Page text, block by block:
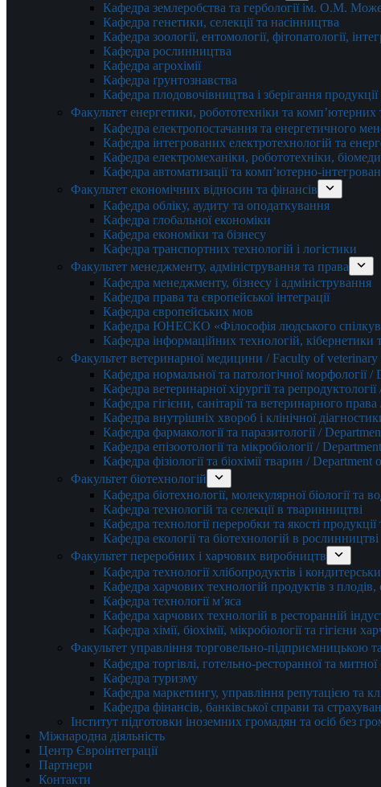
Кафедра землеробства та гербології ім. О.М.
Кафедра генетики, селекції та насінництва
Кафедра зоології, ентомології, фітопатології,
Кафедра рослинництва
Кафедра агрохімії
Кафедра ґрунтознавства
Кафедра плодовочівництва і зберігання
Факультет енергетики, робототехніки та комп’ютерних
Кафедра електропостачання та енергетичного
Кафедра інтегрованих електротехнологій та
Кафедра електромеханіки, робототехніки,
Кафедра автоматизації та комп’ютерно-
Факультет економічних відносин та фінансів
Кафедра обліку, аудиту та оподаткування
Кафедра глобальної економіки
Кафедра економіки та бізнесу
Кафедра транспортних технологій і логістики
Факультет менеджменту, адміністрування та права
Кафедра менеджменту, бізнесу і адміністрування
Кафедра права та європейської інтеграції
Кафедра європейських мов
Кафедра ЮНЕСКО «Філософія людського
Кафедра інформаційних технологій, кібернетики
Факультет ветеринарної медицини / Faculty of veterinary
Кафедра нормальної та патологічної
Кафедра ветеринарної хірургії та
Кафедра гігієни, санітарії та ветеринарного
Кафедра внутрішніх хвороб і клінічної
Кафедра фармакології та паразитології /
Кафедра епізоотології та мікробіології /
Кафедра фізіології та біохімії тварин /
Факультет біотехнологій
Кафедра біотехнології, молекулярної біології та
Кафедра технологій та селекції в тваринництві
Кафедра технології переробки та якості
Кафедра екології та біотехнологій в рослинництві
Факультет переробних і харчових виробництв
Кафедра технології хлібопродуктів і
Кафедра харчових технологій продуктів з
Кафедра технології м’яса
Кафедра харчових технологій в ресторанній
Кафедра хімії, біохімії, мікробіології та гігієни
Факультет управління торговельно-підприємницькою
Кафедра торгівлі, готельно-ресторанної та
Кафедра туризму
Кафедра маркетингу, управління репутацією та
Кафедра фінансів, банківської справи та
Інститут підготовки іноземних громадян та осіб без
Міжнародна діяльність
Центр Євроінтеграції
Партнери
Контакти